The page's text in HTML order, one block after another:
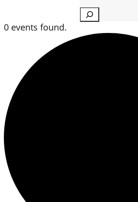
Search
0 events found.